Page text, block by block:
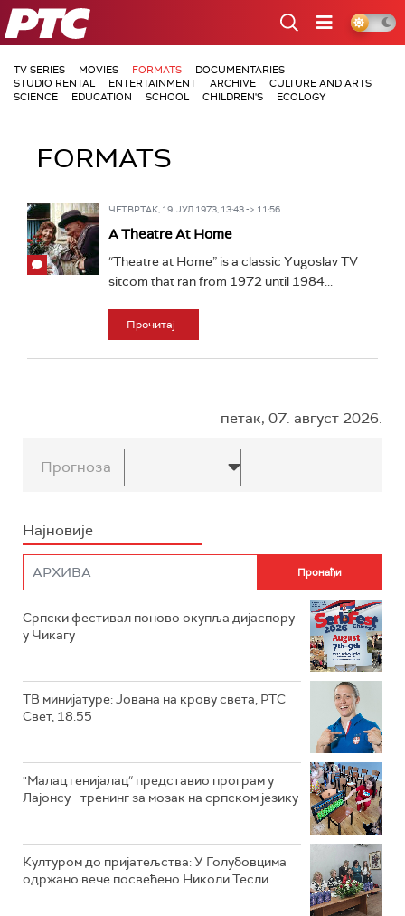
РТС
TV SERIES MOVIES FORMATS
DOCUMENTARIES
STUDIO RENTAL
ENTERTAINMENT ARCHIVE
CULTURE AND ARTS
SCIENCE
EDUCATION SCHOOL CHILDREN'S ECOLOGY
FORMATS
ЧЕТВРТАК, 19. ЈУЛ 1973, 13:43 -> 11:56
A Theatre At Home
“Theatre at Home” is a classic Yugoslav TV
sitcom that ran from 1972 until 1984...
Прочитај
петак, 07. август 2026.
Прогноза
Најновије
Српски фестивал поново окупља дијаспору
у Чикагу
ТВ минијатуре: Јована на крову света, РТС
Свет, 18.55
"Малац генијалац“ представио програм у
Лајонсу - тренинг за мозак на српском језику
Културом до пријатељства: У Голубовцима
одржано вече посвећено Николи Тесли